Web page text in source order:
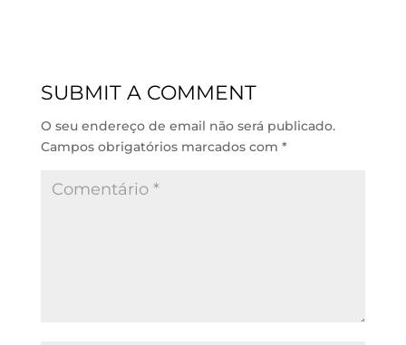
I
p
o
SUBMIT A COMMENT
O seu endereço de email não será publicado.
Campos obrigatórios marcados com *